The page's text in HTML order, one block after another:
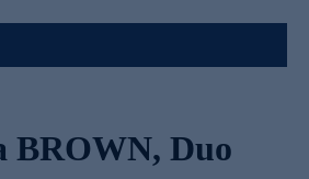
BROWN, Duo